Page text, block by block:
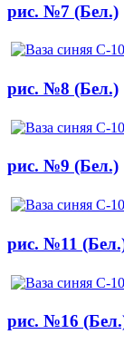
рис. №7 (Бел.)
рис. №8 (Бел.)
рис. №9 (Бел.)
рис. №11
рис. №16